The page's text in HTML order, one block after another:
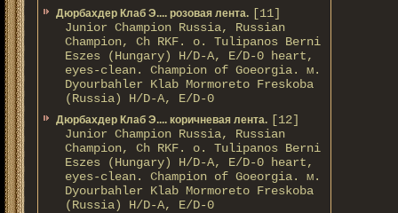
Дюрбахдер Клаб Э.... розовая лента. [11]
Junior Champion Russia, Russian
Champion, Ch RKF. о. Tulipanos Berni
Eszes (Hungary) H/D-A, E/D-0 heart,
eyes-clean. Champion of Gоeorgia. м.
Dyourbahler Klab Mormoreto Freskoba
(Russia) H/D-А, E/D-0
Дюрбахдер Клаб Э.... коричневая лента. [12]
Junior Champion Russia, Russian
Champion, Ch RKF. о. Tulipanos Berni
Eszes (Hungary) H/D-A, E/D-0 heart,
eyes-clean. Champion of Gоeorgia. м.
Dyourbahler Klab Mormoreto Freskoba
(Russia) H/D-А, E/D-0